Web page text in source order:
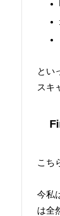
とい
スキ
こち
今私
は全